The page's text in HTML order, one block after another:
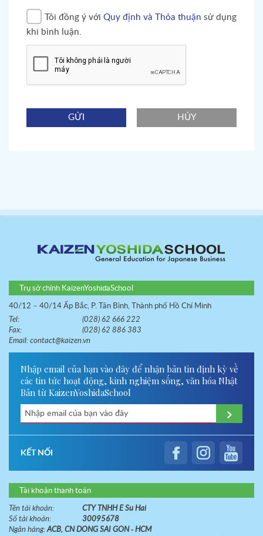
Tôi đồng ý với Quy định và Thỏa thuận sử dụng
khi bình luận.
GỬI HỦY
Trụ sở chính KaizenYoshidaSchool
40/12 – 40/14 Ấp Bắc, P. Tân Bình, Thành phố Hồ Chí Minh
Tel:
(028) 62 666 222
Fax:
(028) 62 886 383
Email: contact@kaizen.vn
Nhập email của bạn vào đây để nhận bản tin định kỳ về
các tin tức hoạt động, kinh nghiệm sống, văn hóa Nhật
Bản từ KaizenYoshidaSchool
KẾT NỐI
Tài khoản thanh toán
Tên tài khoản:
CTY TNHH E Su Hai
Số tài khoản:
30095678
Ngân hàng: ACB, CN DONG SAI GON - HCM